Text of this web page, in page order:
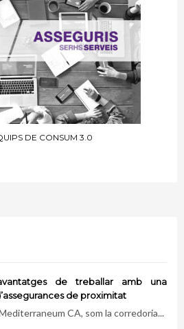
DE CONSUM 3.0
de treballar amb una
de proximitat
CA, som la corredoria...